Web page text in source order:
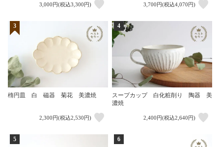
3,000円(税込3,300円) 3,700円(税込4,070円)
3
楕円皿 白 磁器 菊花 美濃焼
2,300円(税込2,530円)
4
スープカップ 白化粧削り 陶器 美
濃焼
2,400円(税込2,640円)
5 6